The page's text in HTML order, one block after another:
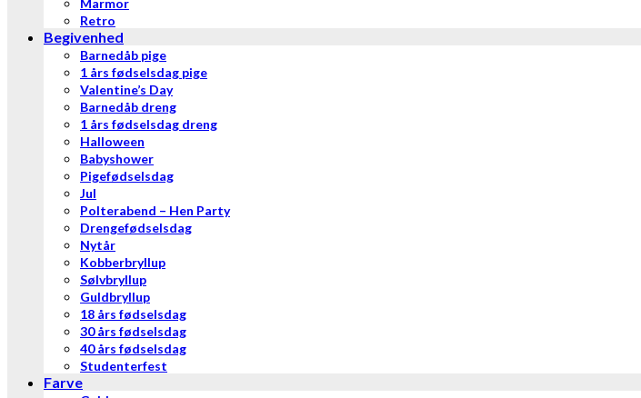
Marmor
Retro
Begivenhed
Barnedåb pige
1 års fødselsdag pige
Valentine’s Day
Barnedåb dreng
1 års fødselsdag dreng
Halloween
Babyshower
Pigefødselsdag
Jul
Polterabend – Hen Party
Drengefødselsdag
Nytår
Kobberbryllup
Sølvbryllup
Guldbryllup
18 års fødselsdag
30 års fødselsdag
40 års fødselsdag
Studenterfest
Farve